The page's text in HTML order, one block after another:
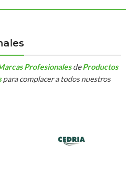
Profesionales deProductos
para complacer a todos nuestros